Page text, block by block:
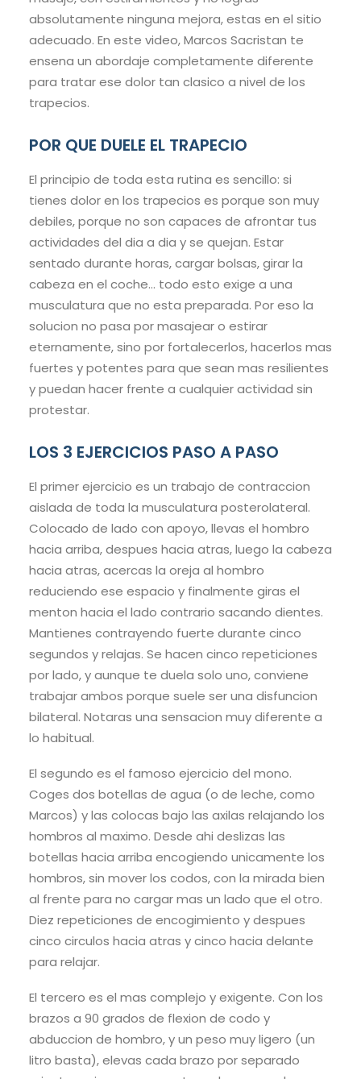
absolutamente ninguna mejora, estas en el sitio
adecuado. En este video, Marcos Sacristan te
ensena un abordaje completamente diferente
para tratar ese dolor tan clasico a nivel de los
trapecios.
POR QUE DUELE EL TRAPECIO
El principio de toda esta rutina es sencillo: si
tienes dolor en los trapecios es porque son muy
debiles, porque no son capaces de afrontar tus
actividades del dia a dia y se quejan. Estar
sentado durante horas, cargar bolsas, girar la
cabeza en el coche… todo esto exige a una
musculatura que no esta preparada. Por eso la
solucion no pasa por masajear o estirar
eternamente, sino por fortalecerlos, hacerlos mas
fuertes y potentes para que sean mas resilientes
y puedan hacer frente a cualquier actividad sin
protestar.
LOS 3 EJERCICIOS PASO A PASO
El primer ejercicio es un trabajo de contraccion
aislada de toda la musculatura posterolateral.
Colocado de lado con apoyo, llevas el hombro
hacia arriba, despues hacia atras, luego la cabeza
hacia atras, acercas la oreja al hombro
reduciendo ese espacio y finalmente giras el
menton hacia el lado contrario sacando dientes.
Mantienes contrayendo fuerte durante cinco
segundos y relajas. Se hacen cinco repeticiones
por lado, y aunque te duela solo uno, conviene
trabajar ambos porque suele ser una disfuncion
bilateral. Notaras una sensacion muy diferente a
lo habitual.
El segundo es el famoso ejercicio del mono.
Coges dos botellas de agua (o de leche, como
Marcos) y las colocas bajo las axilas relajando los
hombros al maximo. Desde ahi deslizas las
botellas hacia arriba encogiendo unicamente los
hombros, sin mover los codos, con la mirada bien
al frente para no cargar mas un lado que el otro.
Diez repeticiones de encogimiento y despues
cinco circulos hacia atras y cinco hacia delante
para relajar.
El tercero es el mas complejo y exigente. Con los
brazos a 90 grados de flexion de codo y
abduccion de hombro, y un peso muy ligero (un
litro basta), elevas cada brazo por separado